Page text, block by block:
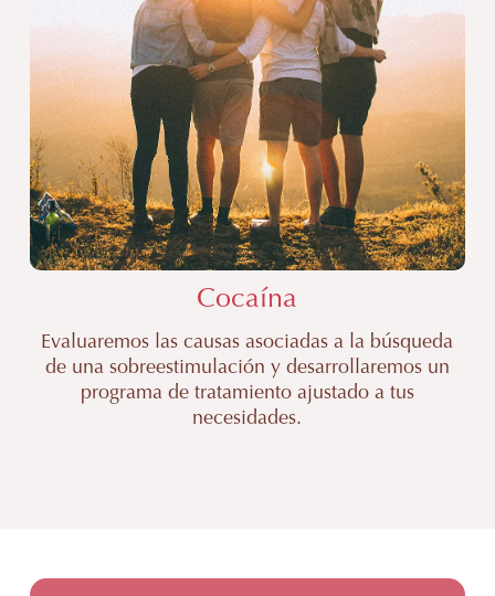
Cocaína
Evaluaremos las causas asociadas a la búsqueda
de una sobreestimulación y desarrollaremos un
programa de tratamiento ajustado a tus
necesidades.
Valencia
|
Clínica
Miralles